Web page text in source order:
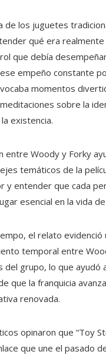
de los juguetes
qué era realmente
que debía
empeño constante
momentos
sobre la
existencia.
entre Woody y Forky
temáticos de la
y entender que cada
esencial en la vida
el relato evidenció
temporal entre
del grupo, lo que ayudó
que la franquicia
renovada.
opinaron que “Toy
que une el pasado